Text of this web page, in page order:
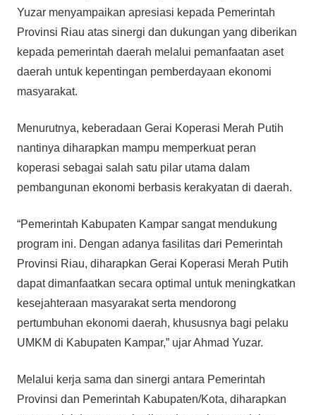
Yuzar menyampaikan apresiasi kepada Pemerintah
Provinsi Riau atas sinergi dan dukungan yang diberikan
kepada pemerintah daerah melalui pemanfaatan aset
daerah untuk kepentingan pemberdayaan ekonomi
masyarakat.
Menurutnya, keberadaan Gerai Koperasi Merah Putih
nantinya diharapkan mampu memperkuat peran
koperasi sebagai salah satu pilar utama dalam
pembangunan ekonomi berbasis kerakyatan di daerah.
“Pemerintah Kabupaten Kampar sangat mendukung
program ini. Dengan adanya fasilitas dari Pemerintah
Provinsi Riau, diharapkan Gerai Koperasi Merah Putih
dapat dimanfaatkan secara optimal untuk meningkatkan
kesejahteraan masyarakat serta mendorong
pertumbuhan ekonomi daerah, khususnya bagi pelaku
UMKM di Kabupaten Kampar,” ujar Ahmad Yuzar.
Melalui kerja sama dan sinergi antara Pemerintah
Provinsi dan Pemerintah Kabupaten/Kota, diharapkan